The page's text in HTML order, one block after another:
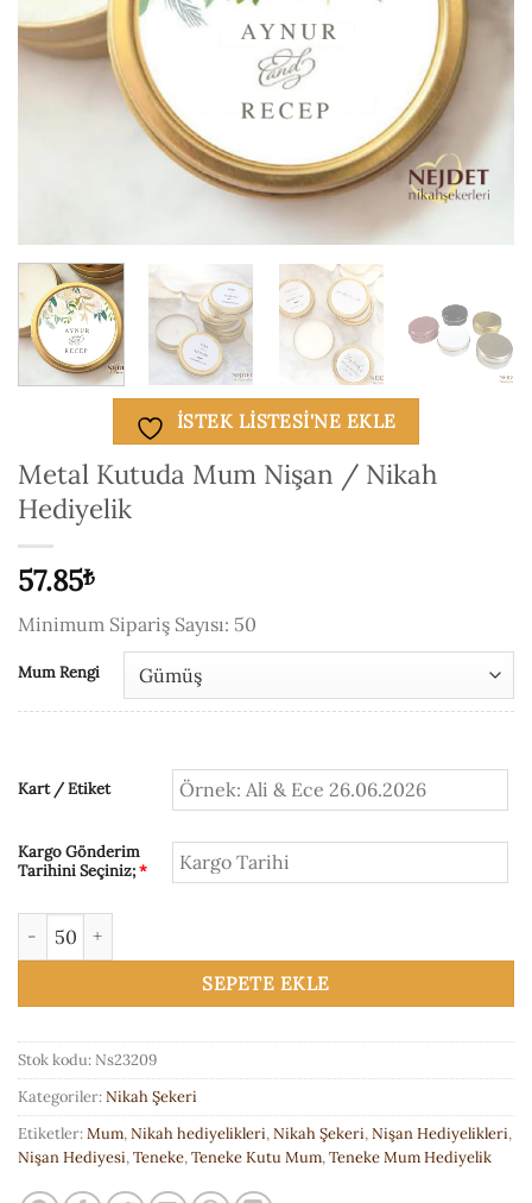
ISTEK LISTESI'NE EKLE
Metal Kutuda Mum Nişan / Nikah
Hediyelik
57.85₺
Minimum Sipariş Sayısı: 50
Mum Rengi
Kart / Etiket
Kargo Gönderim
Tarihini Seçiniz;*
Metal Kutuda Mum Nişan / Nikah Hediyelik adet
SEPETE EKLE
Stok kodu: Ns23209
Kategoriler:Nikah Şekeri
Etiketler:Mum,Nikah hediyelikleri,Nikah Şekeri,Nişan Hediyelikleri,
Nişan Hediyesi,Teneke,Teneke Kutu Mum,Teneke Mum Hediyelik